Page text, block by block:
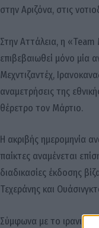
στην Αριζόνα, στις
Στην Αττάλεια, η «Team
επιβεβαιωθεί μόνο μία
Μεχντιζαντέχ,
αναμετρήσεις της
θέρετρο τον Μάρτιο.
Η ακριβής ημερομηνία
παίκτες αναμένεται
διαδικασίες έκδοσης
Τεχεράνης και
Σύμφωνα με το ιρανικό